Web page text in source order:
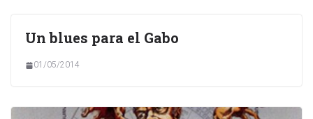
Un blues para el Gabo
01/05/2014